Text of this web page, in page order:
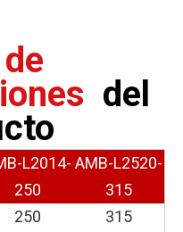
del
L2014-
250
AMB-L2520-
315
250
315